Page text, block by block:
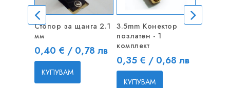
Стопор за щанга 2.1
мм
Цена
0,40 € / 0,78 лв
КУПУВАМ
3.5mm Конектор
позлатен - 1
комплект
Цена
0,35 € / 0,68 лв
КУПУВАМ
Стопор